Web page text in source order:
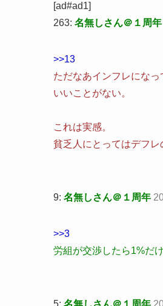
[ad#ad1]
263: 名無しさん＠１周年
>>13
ただなあインフレになっ
いいことがない。
これは実感。
貧乏人にとってはデフレ
9: 名無しさん＠１周年
>>3
労組が交渉したら1%だ
5: 名無しさん＠１周年